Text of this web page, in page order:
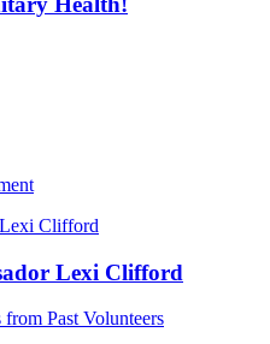
Lexi Clifford
Past Volunteers